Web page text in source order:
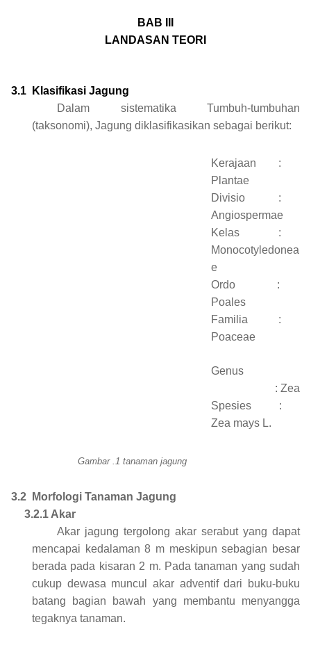
BAB III
LANDASAN TEORI
3.1
Klasifikasi Jagung
Dalam sistematika Tumbuh-tumbuhan
(taksonomi), Jagung diklasifikasikan sebagai berikut:
Kerajaan
:
Plantae
Divisio
:
Angiospermae
Kelas
:
Monocotyledonea
e
Ordo
:
Poales
Familia
:
Poaceae
Genus
: Zea
Spesies
:
Zea mays L.
Gambar .1 tanaman jagung
3.2
Morfologi Tanaman Jagung
3.2.1 Akar
Akar jagung tergolong akar serabut yang dapat
mencapai kedalaman 8 m meskipun sebagian besar
berada pada kisaran 2 m. Pada tanaman yang sudah
cukup dewasa muncul akar adventif dari buku-buku
batang bagian bawah yang membantu menyangga
tegaknya tanaman.